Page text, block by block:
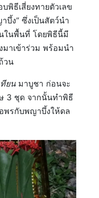
พิธีเสี่ยงทายตัวเลข
บึ้ง” ซึ่งเป็นสัตว์นำ
ในพื้นที่ โดยพิธีนี้มี
มาเข้าร่วม พร้อมนำ
วน
ยน มาบูชา ก่อนจะ
3 ชุด จากนั้นทำพิธี
พรกับพญาบึ้งให้ดล